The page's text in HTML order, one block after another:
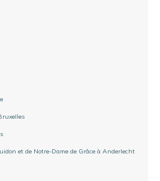
et de Notre-Dame de Grâce à Anderlecht